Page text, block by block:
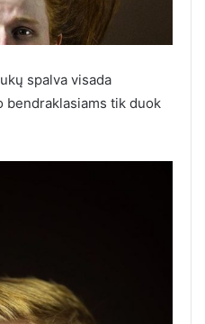
spalva visada
bendraklasiams tik duok